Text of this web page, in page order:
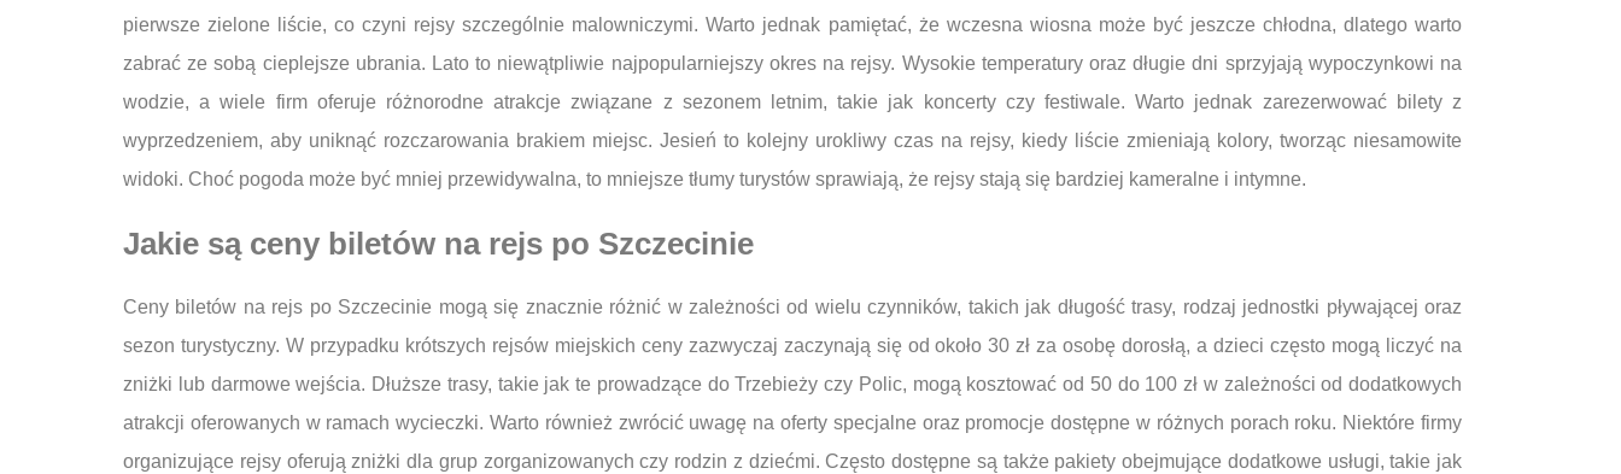
pierwsze zielone liście, co czyni rejsy szczególnie malowniczymi. Warto jednak pamiętać, że wczesna wiosna może być jeszcze chłodna, dlatego warto
zabrać ze sobą cieplejsze ubrania. Lato to niewątpliwie najpopularniejszy okres na rejsy. Wysokie temperatury oraz długie dni sprzyjają wypoczynkowi na
wodzie, a wiele firm oferuje różnorodne atrakcje związane z sezonem letnim, takie jak koncerty czy festiwale. Warto jednak zarezerwować bilety z
wyprzedzeniem, aby uniknąć rozczarowania brakiem miejsc. Jesień to kolejny urokliwy czas na rejsy, kiedy liście zmieniają kolory, tworząc niesamowite
widoki. Choć pogoda może być mniej przewidywalna, to mniejsze tłumy turystów sprawiają, że rejsy stają się bardziej kameralne i intymne.
Jakie są ceny biletów na rejs po Szczecinie
Ceny biletów na rejs po Szczecinie mogą się znacznie różnić w zależności od wielu czynników, takich jak długość trasy, rodzaj jednostki pływającej oraz
sezon turystyczny. W przypadku krótszych rejsów miejskich ceny zazwyczaj zaczynają się od około 30 zł za osobę dorosłą, a dzieci często mogą liczyć na
zniżki lub darmowe wejścia. Dłuższe trasy, takie jak te prowadzące do Trzebieży czy Polic, mogą kosztować od 50 do 100 zł w zależności od dodatkowych
atrakcji oferowanych w ramach wycieczki. Warto również zwrócić uwagę na oferty specjalne oraz promocje dostępne w różnych porach roku. Niektóre firmy
organizujące rejsy oferują zniżki dla grup zorganizowanych czy rodzin z dziećmi. Często dostępne są także pakiety obejmujące dodatkowe usługi, takie jak